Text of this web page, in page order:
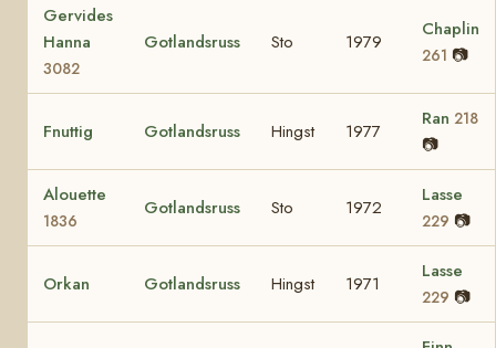
Gervides
Hanna
3082
Gotlandsruss Sto 1979
Chaplin
261 📷
Fnuttig Gotlandsruss Hingst 1977
Ran 218
📷
Alouette
1836
Gotlandsruss Sto 1972
Lasse
229 📷
Orkan Gotlandsruss Hingst 1971
Lasse
229 📷